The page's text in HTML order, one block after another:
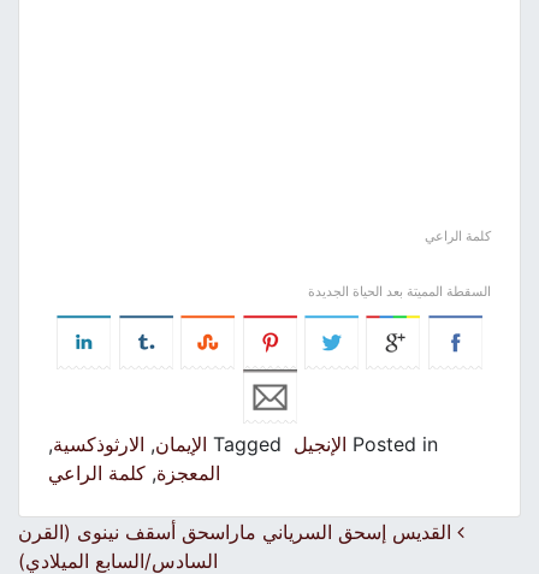
كلمة الراعي
السقطة المميتة بعد الحياة الجديدة
Posted in الإنجيل Tagged الإيمان,الارثوذكسية,
المعجزة,كلمة الراعي
Post navigation
القديس إسحق السرياني ماراسحق أسقف نينوى (القرن
السادس/السابع الميلادي)